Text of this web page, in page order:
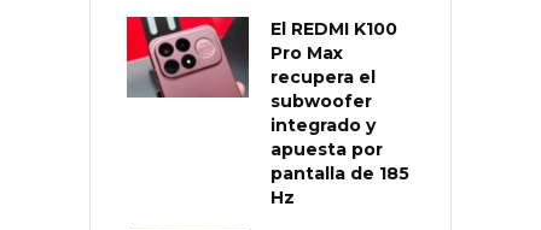
El REDMI K100
Pro Max
recupera el
subwoofer
integrado y
apuesta por
pantalla de 185
Hz